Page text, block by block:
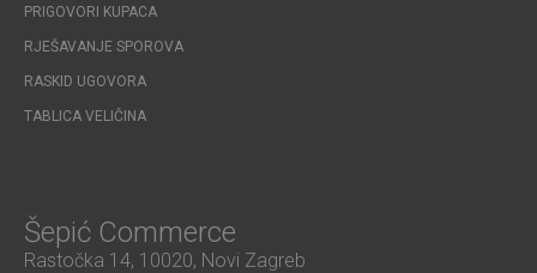
PRIGOVORI KUPACA
RJEŠAVANJE SPOROVA
RASKID UGOVORA
TABLICA VELIČINA
Šepić Commerce
Rastočka 14, 10020, Novi Zagreb